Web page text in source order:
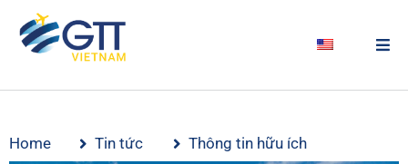
Home Tin tức Thông tin hữu ích